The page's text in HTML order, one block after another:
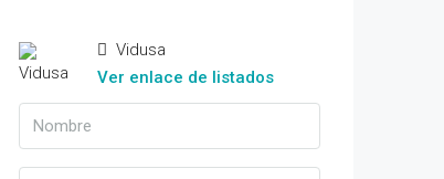
Vidusa
Ver enlace de listados